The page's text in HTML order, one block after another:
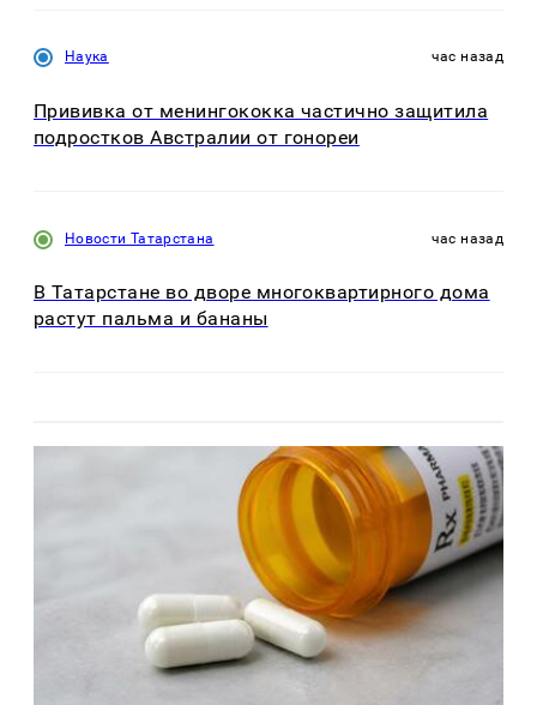
Наука час назад
Прививка от менингококка частично защитила
подростков Австралии от гонореи
Новости Татарстана час назад
В Татарстане во дворе многоквартирного дома
растут пальма и бананы